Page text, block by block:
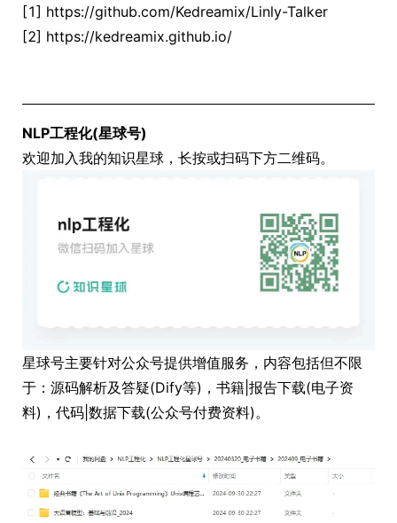
[1] https://github.com/Kedreamix/Linly-Talker
[2] https://kedreamix.github.io/
NLP工程化(星球号)
欢迎加入我的知识星球，长按或扫码下方二维码。
星球号主要针对公众号提供增值服务，内容包括但不限
于：源码解析及答疑(Dify等)，书籍|报告下载(电子资
料)，代码|数据下载(公众号付费资料)。